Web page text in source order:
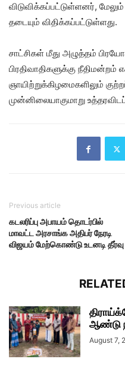
விடுவிக்கப்பட்டுள்ளனர்,
தடையும் விதிக்கப்பட்டுள்ளது.
சாட்சிகள் மீது அழுத்தம்
பிரதிவாதிகளுக்கு
ஞாயிற்றுக்கிழமைகளிலும்
முன்னிலையாகுமாறு
Previous article
கடலரிப்பு அபாயம் தொடர்பில்
மாவட்ட அரசாங்க அதிபர் நேரடி
விஜயம் மேற்கொண்டு உடனடி தீர்வு
ஆண்டு
August 7,